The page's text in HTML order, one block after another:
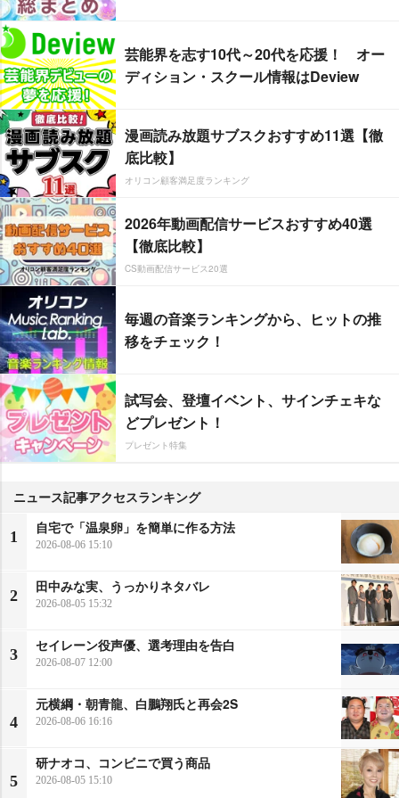
芸能界を志す10代～20代を応援！ オー
ディション・スクール情報はDeview
漫画読み放題サブスクおすすめ11選【徹
底比較】
オリコン顧客満足度ランキング
2026年動画配信サービスおすすめ40選
【徹底比較】
CS動画配信サービス20選
毎週の音楽ランキングから、ヒットの推
移をチェック！
試写会、登壇イベント、サインチェキな
どプレゼント！
プレゼント特集
ニュース記事アクセスランキング
1
自宅で「温泉卵」を簡単に作る方法
2026-08-06 15:10
2
田中みな実、うっかりネタバレ
2026-08-05 15:32
3
セイレーン役声優、選考理由を告白
2026-08-07 12:00
4
元横綱・朝青龍、白鵬翔氏と再会2S
2026-08-06 16:16
5
研ナオコ、コンビニで買う商品
2026-08-05 15:10